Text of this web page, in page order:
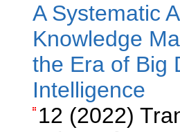
A Systematic
Knowledge
the Era of Big
Intelligence
12 (2022)